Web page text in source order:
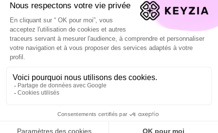
Pourquoi votre épargne de précaution ne vous protège pas
vraiment ?
L'équipe de rédaction
12 février 2026 à 11:46
Actualités
financière pour des millions de Français. Une épargne de